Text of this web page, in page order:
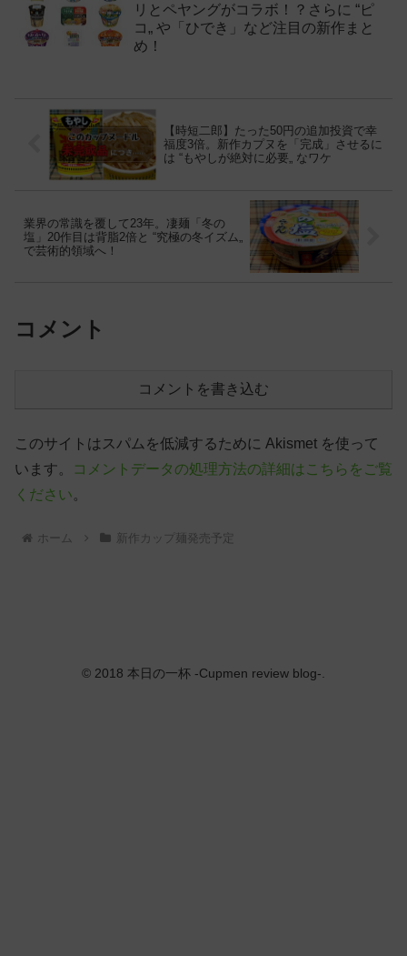
リとペヤングがコラボ！？さらに “ピ
コ„ や「ひでき」など注目の新作まと
め！
【時短二郎】たった50円の追加投資で幸
福度3倍。新作カプヌを「完成」させるに
は “もやしが絶対に必要„ なワケ
業界の常識を覆して23年。凄麺「冬の
塩」20作目は背脂2倍と “究極の冬イズム„
で芸術的領域へ！
コメント
コメントを書き込む
このサイトはスパムを低減するために Akismet を使って
います。
コメントデータの処理方法の詳細はこちらをご覧
ください。
ホーム 新作カップ麺発売予定
© 2018 本日の一杯 -Cupmen review blog-.